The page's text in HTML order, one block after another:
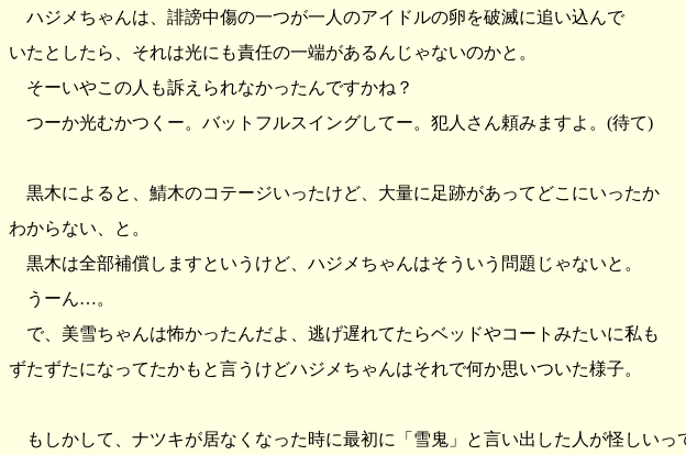
ハジメちゃんは、誹謗中傷の一つが一人のアイドルの卵を破滅に追い込んで
いたとしたら、それは光にも責任の一端があるんじゃないのかと。
そーいやこの人も訴えられなかったんですかね？
つーか光むかつくー。バットフルスイングしてー。犯人さん頼みますよ。(待て)
黒木によると、鯖木のコテージいったけど、大量に足跡があってどこにいったか
わからない、と。
黒木は全部補償しますというけど、ハジメちゃんはそういう問題じゃないと。
うーん…。
で、美雪ちゃんは怖かったんだよ、逃げ遅れてたらベッドやコートみたいに私も
ずたずたになってたかもと言うけどハジメちゃんはそれで何か思いついた様子。
もしかして、ナツキが居なくなった時に最初に「雪鬼」と言い出した人が怪しいっ